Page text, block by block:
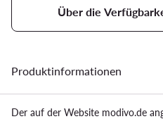
Über die
Produktinformationen
Der auf der Website modivo.de